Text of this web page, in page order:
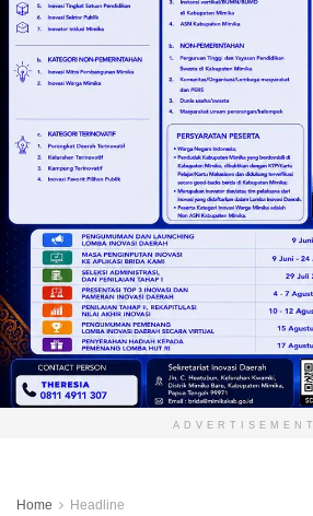
ADVERTISEMENT
Home Headline